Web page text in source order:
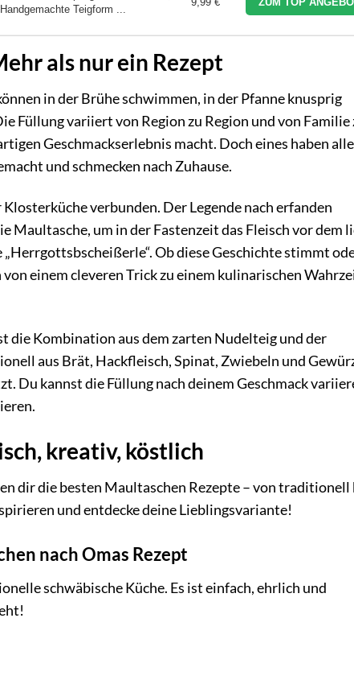
Teigform ...
als nur ein Rezept
in der Brühe schwimmen, in der Pfanne knusprig
Füllung variiert von Region zu Region und von Familie
Geschmackserlebnis macht. Doch eines haben alle
und schmecken nach Zuhause.
verbunden. Der Legende nach erfanden
um in der Fastenzeit das Fleisch vor dem
Ob diese Geschichte stimmt
einem cleveren Trick zu einem kulinarischen
die Kombination aus dem zarten Nudelteig und der
aus Brät, Hackfleisch, Spinat, Zwiebeln und
Du kannst die Füllung nach deinem Geschmack
kreativ, köstlich
dir die besten Maultaschen Rezepte – von traditionell
und entdecke deine Lieblingsvariante!
nach Omas Rezept
schwäbische Küche. Es ist einfach, ehrlich und